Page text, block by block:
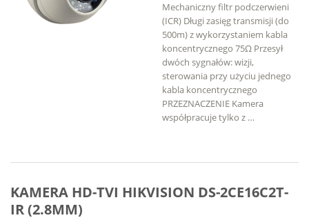
Mechaniczny filtr podczerwieni
(ICR) Długi zasięg transmisji (do
500m) z wykorzystaniem kabla
koncentrycznego 75Ω Przesył
dwóch sygnałów: wizji,
sterowania przy użyciu jednego
kabla koncentrycznego
PRZEZNACZENIE Kamera
współpracuje tylko z …
KAMERA HD-TVI HIKVISION DS-2CE16C2T-
IR (2.8MM)